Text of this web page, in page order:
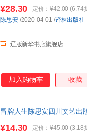
¥28.30 定价： ¥42.00 (6.74
辽版新华书店旗舰店
陈思安 /2020-04-01 /译林出版社
加入购物车 收藏
冒牌人生陈思安四川文艺出
¥14.30 定价： ¥45.00 (3.18